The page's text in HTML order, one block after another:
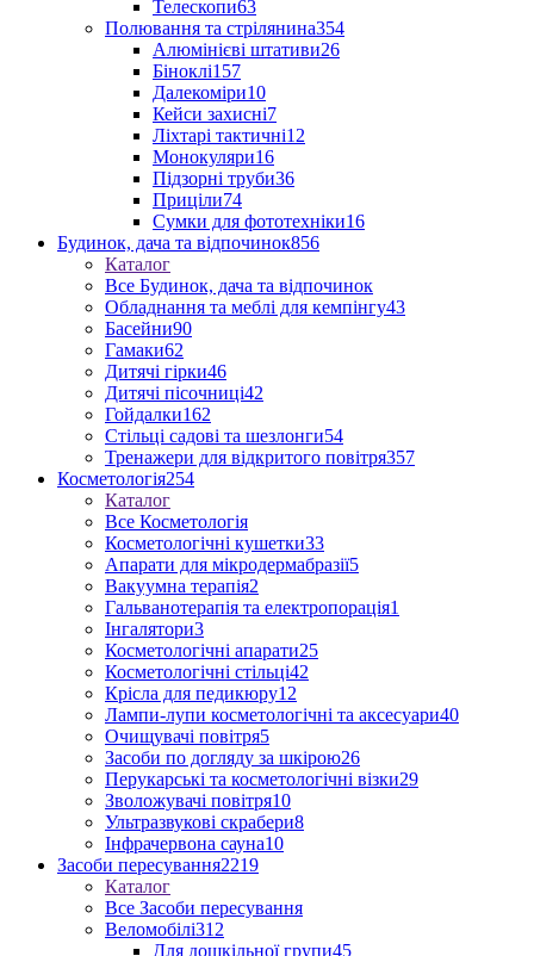
Телескопи63
Полювання та стрілянина354
Алюмінієві штативи26
Біноклі157
Далекоміри10
Кейси захисні7
Ліхтарі тактичні12
Монокуляри16
Підзорні труби36
Приціли74
Сумки для фототехніки16
Будинок, дача та відпочинок856
Каталог
Все Будинок, дача та відпочинок
Обладнання та меблі для кемпінгу43
Басейни90
Гамаки62
Дитячі гірки46
Дитячі пісочниці42
Гойдалки162
Стільці садові та шезлонги54
Тренажери для відкритого повітря357
Косметологія254
Каталог
Все Косметологія
Косметологічні кушетки33
Апарати для мікродермабразії5
Вакуумна терапія2
Гальванотерапія та електропорація1
Інгалятори3
Косметологічні апарати25
Косметологічні стільці42
Крісла для педикюру12
Лампи-лупи косметологічні та аксесуари40
Очищувачі повітря5
Засоби по догляду за шкірою26
Перукарські та косметологічні візки29
Зволожувачі повітря10
Ультразвукові скрабери8
Інфрачервона сауна10
Засоби пересування2219
Каталог
Все Засоби пересування
Веломобілі312
Для дошкільної групи45